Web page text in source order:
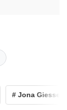
# Jona Giesselink